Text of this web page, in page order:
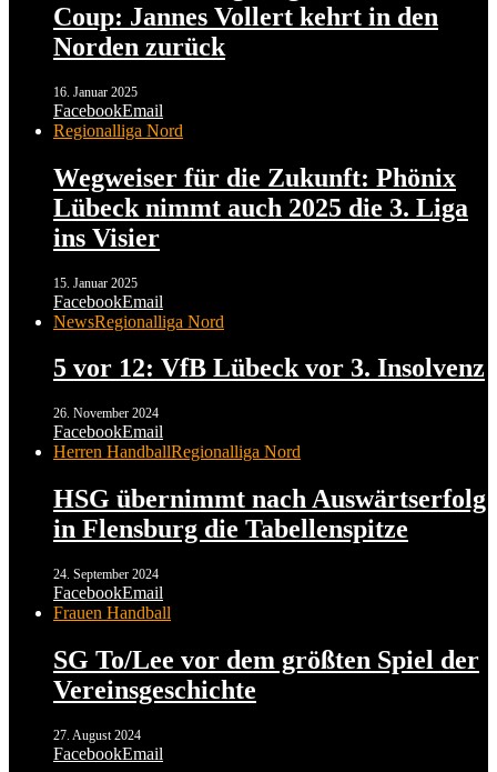
Coup: Jannes Vollert kehrt in den
Norden zurück
16. Januar 2025
FacebookEmail
Regionalliga Nord
Wegweiser für die Zukunft: Phönix
Lübeck nimmt auch 2025 die 3. Liga
ins Visier
15. Januar 2025
FacebookEmail
NewsRegionalliga Nord
5 vor 12: VfB Lübeck vor 3. Insolvenz
26. November 2024
FacebookEmail
Herren HandballRegionalliga Nord
HSG übernimmt nach Auswärtserfolg
in Flensburg die Tabellenspitze
24. September 2024
FacebookEmail
Frauen Handball
SG To/Lee vor dem größten Spiel der
Vereinsgeschichte
27. August 2024
FacebookEmail